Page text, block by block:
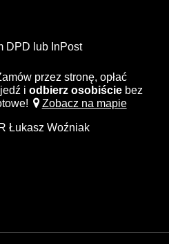
DPD lub InPost
przez stronę, opłać
i odbierz osobiście bez
Zobacz na mapie
Łukasz Woźniak